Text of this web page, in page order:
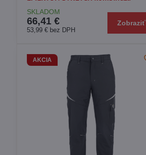
SKLADOM
66,41 €
53,99 € bez DPH
Zobraziť
AKCIA